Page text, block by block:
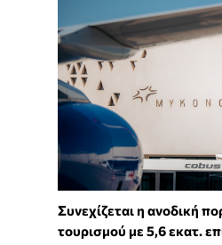
Συνεχίζεται η ανοδική
τουρισμού με 5,6 εκατ.